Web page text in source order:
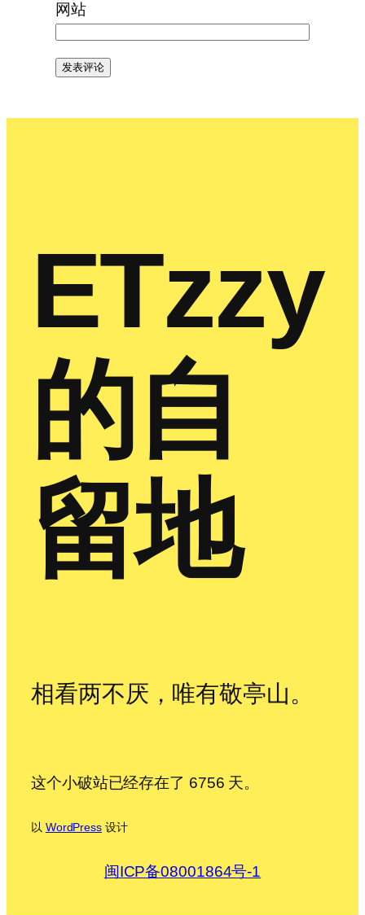
网站
ETzzy
的自
留地
相看两不厌，唯有敬亭山。
这个小破站已经存在了 6756 天。
以 WordPress设计
闽ICP备08001864号-1